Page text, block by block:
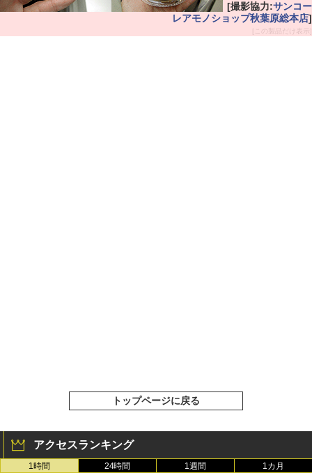
[撮影協力:サンコー
レアモノショップ秋葉原総本店]
[この製品だけ表示]
トップページに戻る
アクセスランキング
1時間 24時間 1週間 1カ月